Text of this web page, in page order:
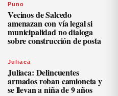
Puno
Vecinos de Salcedo
amenazan con vía legal si
municipalidad no dialoga
sobre construcción de posta
Juliaca
Juliaca: Delincuentes
armados roban camioneta y
se llevan a niña de 9 años